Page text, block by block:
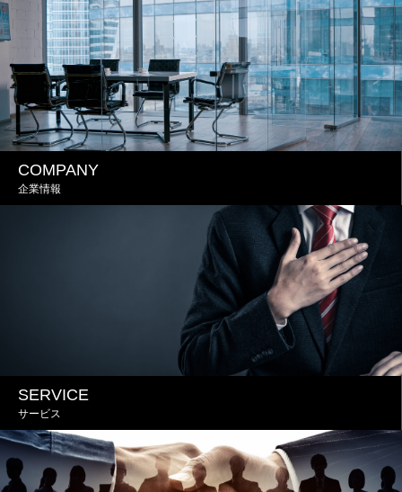
COMPANY
企業情報
SERVICE
サービス